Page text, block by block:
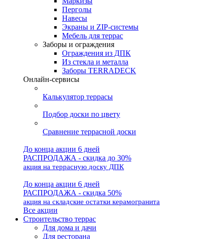
Перголы
Навесы
Экраны и ZIP-системы
Мебель для террас
Заборы и ограждения
Ограждения из ДПК
Из стекла и металла
Заборы TERRADECK
Онлайн-сервисы
Калькулятор террасы
Подбор доски по цвету
Сравнение террасной доски
До конца акции 6 дней
РАСПРОДАЖА - скидка до 30%
акция на террасную доску ДПК
До конца акции 6 дней
РАСПРОДАЖА - скидка 50%
акция на складские остатки керамогранита
Все акции
Строительство террас
Для дома и дачи
Для ресторана